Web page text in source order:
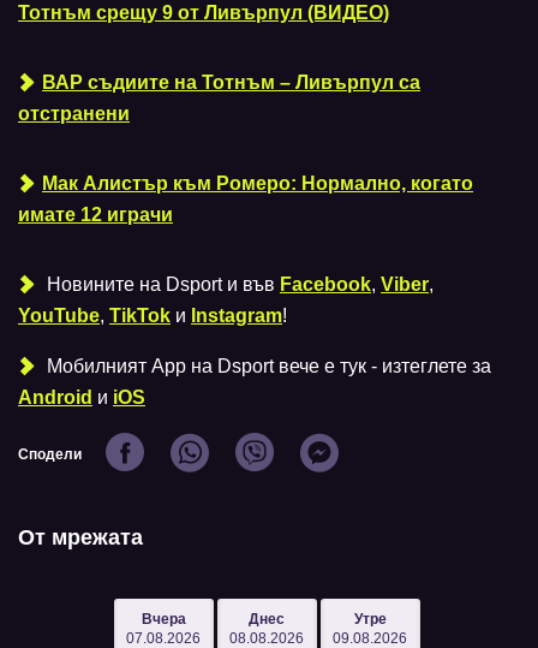
Тотнъм срещу 9 от Ливърпул (ВИДЕО)
ВАР съдиите на Тотнъм – Ливърпул са
отстранени
Мак Алистър към Ромеро: Нормално, когато
имате 12 играчи
Новините на Dsport и във Facebook, Viber,
YouTube, TikTok и Instagram!
Мобилният Аpp на Dsport вече е тук - изтеглете за
Android и iOS
Сподели
От мрежата
Вчера
07.08.2026
Днес
08.08.2026
Утре
09.08.2026